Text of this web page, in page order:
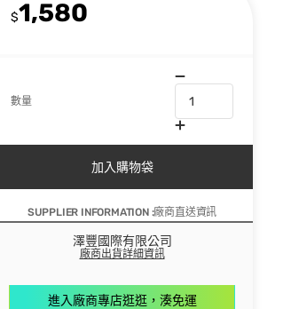
$1,580
數量
加入購物袋
SUPPLIER INFORMATION :廠商直送資訊
澤豐國際有限公司
廠商出貨詳細資訊
進入廠商專店逛逛，湊免運